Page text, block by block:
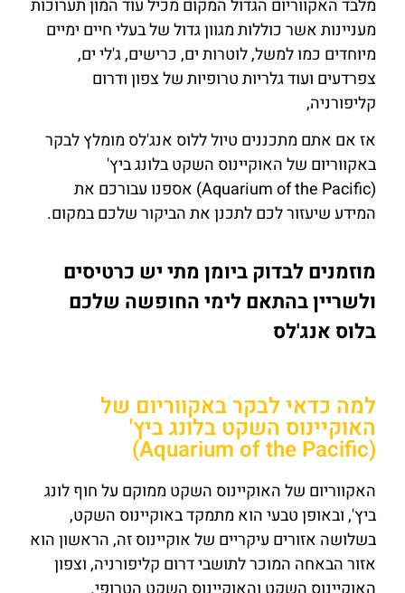
מלבד האקווריום הגדול המקום מכיל עוד המון תערוכות
מעניינות אשר כוללות מגוון גדול של בעלי חיים ימיים
מיוחדים כמו למשל, לוטרות ים, כרישים, ג'לי ים,
צפרדעים ועוד גלריות טרופיות של צפון ודרום
קליפורניה,
אז אם אתם מתכננים טיול ללוס אנג'לס מומלץ לבקר
באקווריום של האוקיינוס ​​השקט בלונג ביץ'
(Aquarium of the Pacific) אספנו עבורכם את
המידע שיעזור לכם לתכנן את הביקור שלכם במקום.
מוזמנים לבדוק ביומן מתי יש כרטיסים
ולשריין בהתאם לימי החופשה שלכם
בלוס אנג'לס
למה כדאי לבקר באקווריום של
האוקיינוס ​​השקט בלונג ביץ'
(Aquarium of the Pacific)
האקווריום של האוקיינוס ​​השקט ממוקם על חוף לונג
ביץ', ובאופן טבעי הוא מתמקד באוקיינוס ​​השקט,
בשלושה אזורים עיקריים של אוקיינוס ​​זה, הראשון הוא
אזור הבאחה המוכר לתושבי דרום קליפורניה, וצפון